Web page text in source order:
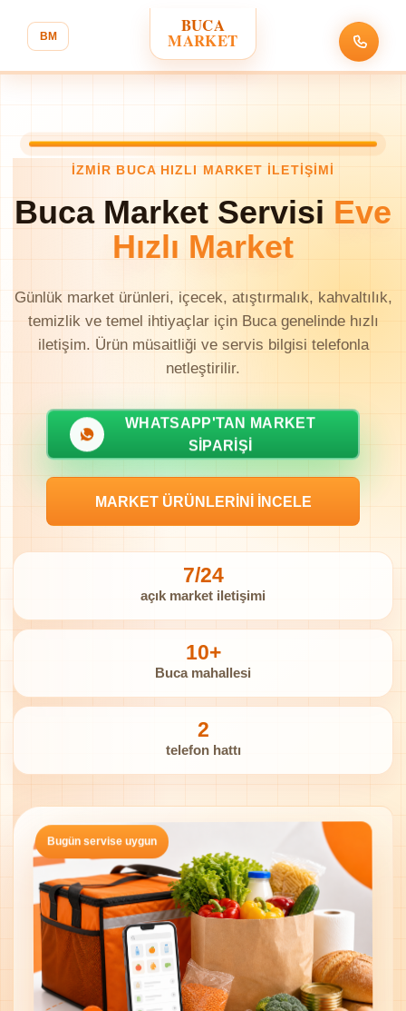
BM BUCA
MARKET
İZMIR BUCA HIZLI MARKET ILETIŞIMI
Buca Market Servisi Eve
Hızlı Market
Günlük market ürünleri, içecek, atıştırmalık, kahvaltılık,
temizlik ve temel ihtiyaçlar için Buca genelinde hızlı
iletişim. Ürün müsaitliği ve servis bilgisi telefonla
netleştirilir.
WHATSAPP'TAN MARKET
SIPARIŞI
MARKET ÜRÜNLERINI İNCELE
7/24
açık market iletişimi
10+
Buca mahallesi
2
telefon hattı
Bugün servise uygun